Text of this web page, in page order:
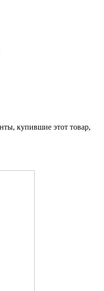
купившие этот товар,